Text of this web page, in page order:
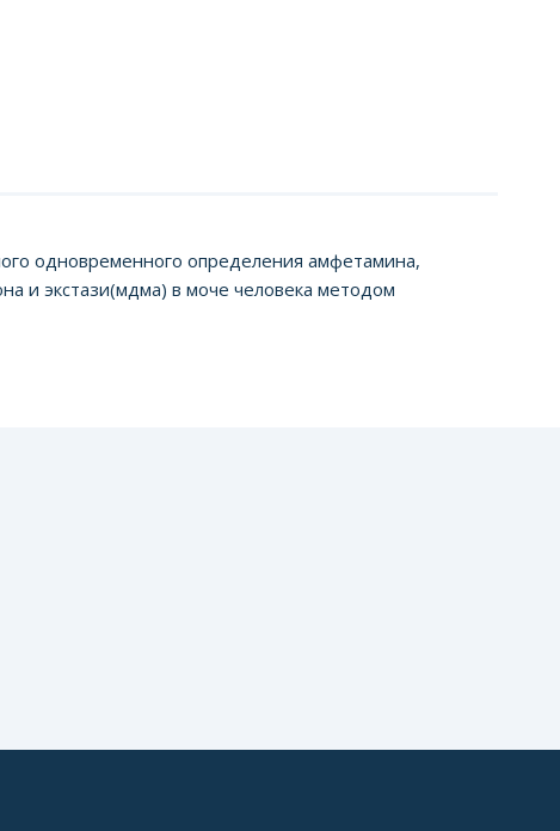
одновременного определения амфетамина,
и экстази(мдма) в моче человека методом